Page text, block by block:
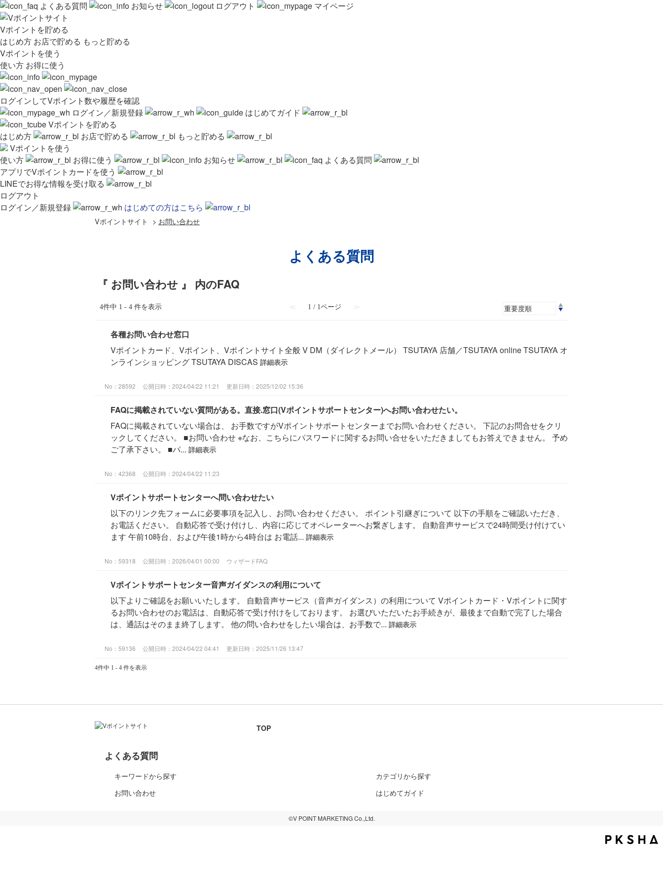
よくある質問 お知らせ ログアウト マイページ
Vポイントを貯める
はじめ方 お店で貯める もっと貯める
Vポイントを使う
使い方 お得に使う
ログインしてVポイント数や履歴を確認
ログイン／新規登録
はじめてガイド
Vポイントを貯める
はじめ方
お店で貯める
もっと貯める
Vポイントを使う
使い方
お得に使う お知らせ
よくある質問
アプリでVポイントカードを使う
LINEでお得な情報を受け取る
ログアウト
ログイン／新規登録
はじめての方はこちら
Vポイントサイト > お問い合わせ
よくある質問
『 お問い合わせ 』 内のFAQ
4件中 1 - 4 件を表示 ≪ 1 / 1ページ ≫
各種お問い合わせ窓口
Vポイントカード、Vポイント、Vポイントサイト全般 V DM（ダイレクトメール） TSUTAYA 店舗／TSUTAYA online TSUTAYA オ
ンラインショッピング TSUTAYA DISCAS 詳細表示
No：28592 公開日時：2024/04/22 11:21 更新日時：2025/12/02 15:36
FAQに掲載されていない質問がある。直接.窓口(Vポイントサポートセンター)へお問い合わせたい。
FAQに掲載されていない場合は、 お手数ですがVポイントサポートセンターまでお問い合わせください。 下記のお問合せをクリ
ックしてください。 ■お問い合わせ ※なお、こちらにパスワードに関するお問い合せをいただきましてもお答えできません。 予め
ご了承下さい。 ■パ... 詳細表示
No：42368 公開日時：2024/04/22 11:23
Vポイントサポートセンターへ問い合わせたい
以下のリンク先フォームに必要事項を記入し、お問い合わせください。 ポイント引継ぎについて 以下の手順をご確認いただき、
お電話ください。 自動応答で受け付けし、内容に応じてオペレーターへお繋ぎします。 自動音声サービスで24時間受け付けてい
ます 午前10時台、および午後1時から4時台は お電話... 詳細表示
No：59318 公開日時：2026/04/01 00:00 ウィザードFAQ
Vポイントサポートセンター音声ガイダンスの利用について
以下よりご確認をお願いいたします。 自動音声サービス（音声ガイダンス）の利用について Vポイントカード・Vポイントに関す
るお問い合わせのお電話は、自動応答で受け付けをしております。 お選びいただいたお手続きが、最後まで自動で完了した場合
は、通話はそのまま終了します。 他の問い合わせをしたい場合は、お手数で... 詳細表示
No：59136 公開日時：2024/04/22 04:41 更新日時：2025/11/26 13:47
4件中 1 - 4 件を表示
TOP
よくある質問
キーワードから探す
カテゴリから探す
お問い合わせ
はじめてガイド
©V POINT MARKETING Co.,Ltd.